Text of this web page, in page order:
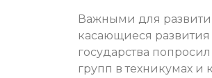
Важными для
касающиеся
государства
групп в техникумах и